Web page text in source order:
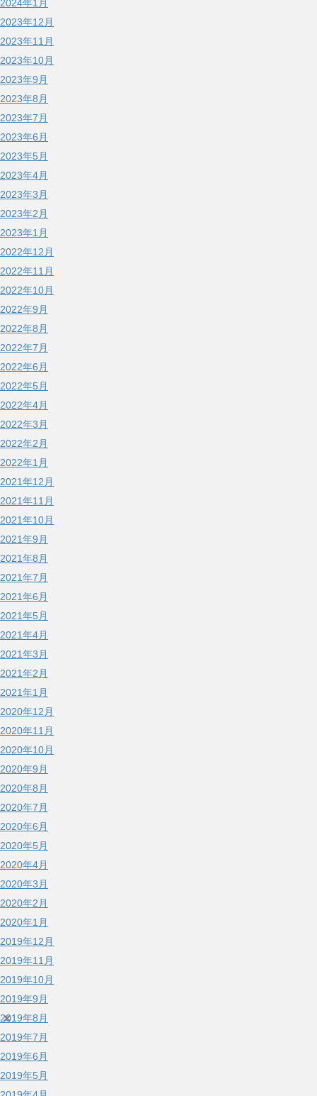
2024年1月
2023年12月
2023年11月
2023年10月
2023年9月
2023年8月
2023年7月
2023年6月
2023年5月
2023年4月
2023年3月
2023年2月
2023年1月
2022年12月
2022年11月
2022年10月
2022年9月
2022年8月
2022年7月
2022年6月
2022年5月
2022年4月
2022年3月
2022年2月
2022年1月
2021年12月
2021年11月
2021年10月
2021年9月
2021年8月
2021年7月
2021年6月
2021年5月
2021年4月
2021年3月
2021年2月
2021年1月
2020年12月
2020年11月
2020年10月
2020年9月
2020年8月
2020年7月
2020年6月
2020年5月
2020年4月
2020年3月
2020年2月
2020年1月
2019年12月
2019年11月
2019年10月
2019年9月
2019年8月
2019年7月
2019年6月
2019年5月
×